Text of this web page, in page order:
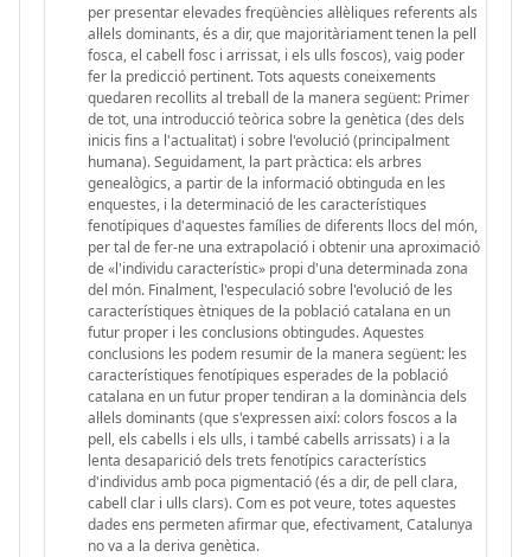
per presentar elevades freqüències al·lèliques referents als
al·lels dominants, és a dir, que majoritàriament tenen la pell
fosca, el cabell fosc i arrissat, i els ulls foscos), vaig poder
fer la predicció pertinent. Tots aquests coneixements
quedaren recollits al treball de la manera següent: Primer
de tot, una introducció teòrica sobre la genètica (des dels
inicis fins a l'actualitat) i sobre l'evolució (principalment
humana). Seguidament, la part pràctica: els arbres
genealògics, a partir de la informació obtinguda en les
enquestes, i la determinació de les característiques
fenotípiques d'aquestes famílies de diferents llocs del món,
per tal de fer-ne una extrapolació i obtenir una aproximació
de «l'individu característic» propi d'una determinada zona
del món. Finalment, l'especulació sobre l'evolució de les
característiques ètniques de la població catalana en un
futur proper i les conclusions obtingudes. Aquestes
conclusions les podem resumir de la manera següent: les
característiques fenotípiques esperades de la població
catalana en un futur proper tendiran a la dominància dels
al·lels dominants (que s'expressen així: colors foscos a la
pell, els cabells i els ulls, i també cabells arrissats) i a la
lenta desaparició dels trets fenotípics característics
d'individus amb poca pigmentació (és a dir, de pell clara,
cabell clar i ulls clars). Com es pot veure, totes aquestes
dades ens permeten afirmar que, efectivament, Catalunya
no va a la deriva genètica.